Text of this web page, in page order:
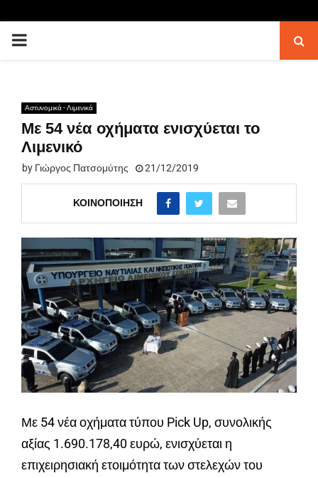
PRIMARY
Αστυνομικά - Λιμενικά
Με 54 νέα οχήματα ενισχύεται το
Λιμενικό
by Γιώργος Πατσομύτης 21/12/2019
ΚΟΙΝΟΠΟΊΗΣΗ
Με 54 νέα οχήματα τύπου Pick Up, συνολικής
αξίας 1.690.178,40 ευρώ, ενισχύεται η
επιχειρησιακή ετοιμότητα των στελεχών του